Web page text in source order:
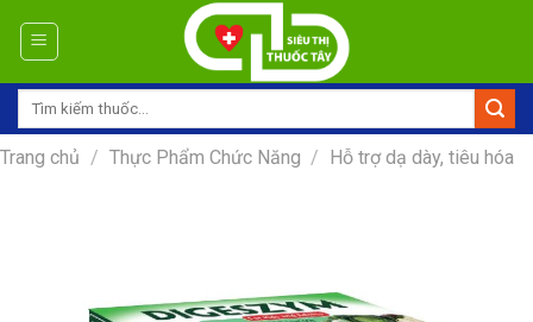
Tìm
Trang chủ / Thực Phẩm Chức Năng / Hỗ trợ dạ dày, tiêu hóa